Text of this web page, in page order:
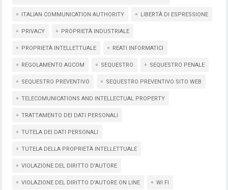
ITALIAN COMMUNICATION AUTHORITY LIBERTÀ DI ESPRESSIONE
PRIVACY PROPRIETÀ INDUSTRIALE
PROPRIETÀ INTELLETTUALE REATI INFORMATICI
REGOLAMENTO AGCOM SEQUESTRO SEQUESTRO PENALE
SEQUESTRO PREVENTIVO SEQUESTRO PREVENTIVO SITO WEB
TELECOMUNICATIONS AND INTELLECTUAL PROPERTY
TRATTAMENTO DEI DATI PERSONALI
TUTELA DEI DATI PERSONALI
TUTELA DELLA PROPRIETÀ INTELLETTUALE
VIOLAZIONE DEL DIRITTO D'AUTORE
VIOLAZIONE DEL DIRITTO D'AUTORE ON LINE WI FI